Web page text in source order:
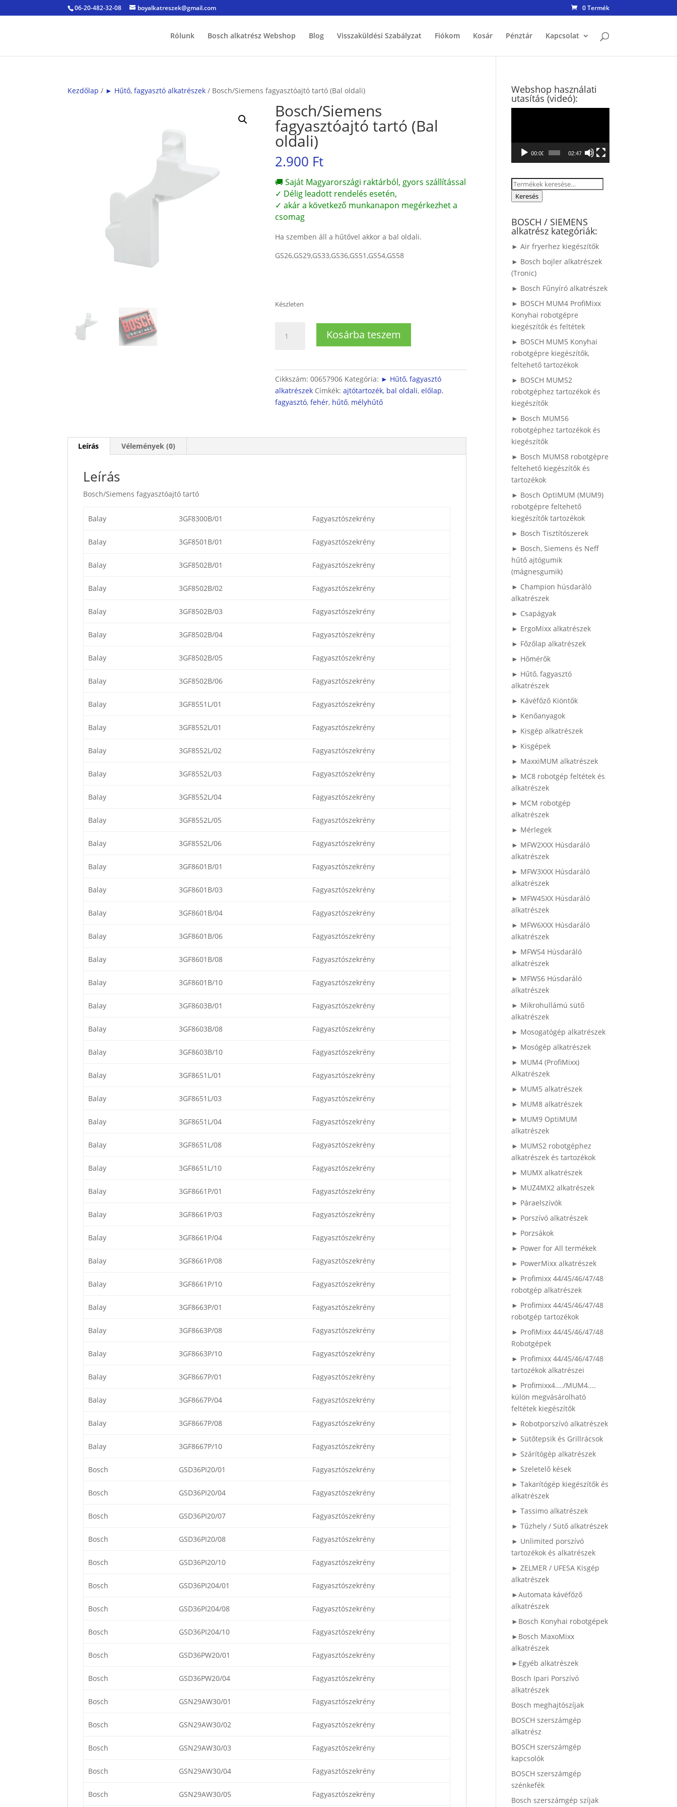
06-20-482-32-08 boyalkatreszek@gmail.com 0 Termék
Rólunk Bosch alkatrész Webshop Blog Visszaküldési Szabályzat Fiókom Kosár Pénztár Kapcsolat
Kezdőlap / ► Hűtő, fagyasztó alkatrészek / Bosch/Siemens fagyasztóajtó tartó (Bal oldali)
Bosch/Siemens
fagyasztóajtó tartó (Bal
oldali)
2.900 Ft
🚚 Saját Magyarországi raktárból, gyors szállítással
✓ Délig leadott rendelés esetén,
✓ akár a következő munkanapon megérkezhet a
csomag
Ha szemben áll a hűtővel akkor a bal oldali.
GS26,GS29,GS33,GS36,GS51,GS54,GS58
Készleten
fagyasztóajtó
oldali)
mennyiség
Kosárba teszem
Cikkszám:00657906 Kategória: ► Hűtő, fagyasztó
alkatrészek Címkék:ajtótartozék, bal oldali,előlap,
fagyasztó,fehér, hűtő, mélyhűtő
Leírás Vélemények (0)
Leírás
Bosch/Siemens fagyasztóajtó tartó
Balay 3GF8300B/01 Fagyasztószekrény
Balay 3GF8501B/01 Fagyasztószekrény
Balay 3GF8502B/01 Fagyasztószekrény
Balay 3GF8502B/02 Fagyasztószekrény
Balay 3GF8502B/03 Fagyasztószekrény
Balay 3GF8502B/04 Fagyasztószekrény
Balay 3GF8502B/05 Fagyasztószekrény
Balay 3GF8502B/06 Fagyasztószekrény
Balay 3GF8551L/01 Fagyasztószekrény
Balay 3GF8552L/01 Fagyasztószekrény
Balay 3GF8552L/02 Fagyasztószekrény
Balay 3GF8552L/03 Fagyasztószekrény
Balay 3GF8552L/04 Fagyasztószekrény
Balay 3GF8552L/05 Fagyasztószekrény
Balay 3GF8552L/06 Fagyasztószekrény
Balay 3GF8601B/01 Fagyasztószekrény
Balay 3GF8601B/03 Fagyasztószekrény
Balay 3GF8601B/04 Fagyasztószekrény
Balay 3GF8601B/06 Fagyasztószekrény
Balay 3GF8601B/08 Fagyasztószekrény
Balay 3GF8601B/10 Fagyasztószekrény
Balay 3GF8603B/01 Fagyasztószekrény
Balay 3GF8603B/08 Fagyasztószekrény
Balay 3GF8603B/10 Fagyasztószekrény
Balay 3GF8651L/01 Fagyasztószekrény
Balay 3GF8651L/03 Fagyasztószekrény
Balay 3GF8651L/04 Fagyasztószekrény
Balay 3GF8651L/08 Fagyasztószekrény
Balay 3GF8651L/10 Fagyasztószekrény
Balay 3GF8661P/01 Fagyasztószekrény
Balay 3GF8661P/03 Fagyasztószekrény
Balay 3GF8661P/04 Fagyasztószekrény
Balay 3GF8661P/08 Fagyasztószekrény
Balay 3GF8661P/10 Fagyasztószekrény
Balay 3GF8663P/01 Fagyasztószekrény
Balay 3GF8663P/08 Fagyasztószekrény
Balay 3GF8663P/10 Fagyasztószekrény
Balay 3GF8667P/01 Fagyasztószekrény
Balay 3GF8667P/04 Fagyasztószekrény
Balay 3GF8667P/08 Fagyasztószekrény
Balay 3GF8667P/10 Fagyasztószekrény
Bosch GSD36PI20/01 Fagyasztószekrény
Bosch GSD36PI20/04 Fagyasztószekrény
Bosch GSD36PI20/07 Fagyasztószekrény
Bosch GSD36PI20/08 Fagyasztószekrény
Bosch GSD36PI20/10 Fagyasztószekrény
Bosch GSD36PI204/01 Fagyasztószekrény
Bosch GSD36PI204/08 Fagyasztószekrény
Bosch GSD36PI204/10 Fagyasztószekrény
Bosch GSD36PW20/01 Fagyasztószekrény
Bosch GSD36PW20/04 Fagyasztószekrény
Bosch GSN29AW30/01 Fagyasztószekrény
Bosch GSN29AW30/02 Fagyasztószekrény
Bosch GSN29AW30/03 Fagyasztószekrény
Bosch GSN29AW30/04 Fagyasztószekrény
Bosch GSN29AW30/05 Fagyasztószekrény
Webshop használati
utasítás (videó):
00:00 02:47
Keresés
Keresés
BOSCH / SIEMENS
alkatrész kategóriák:
► Air fryerhez kiegészítők
► Bosch bojler alkatrészek
(Tronic)
► Bosch Fűnyíró alkatrészek
► BOSCH MUM4 ProfiMixx
Konyhai robotgépre
kiegészítők és feltétek
► BOSCH MUM5 Konyhai
robotgépre kiegészítők,
feltehető tartozékok
► BOSCH MUMS2
robotgéphez tartozékok és
kiegészítők
► Bosch MUMS6
robotgéphez tartozékok és
kiegészítők
► Bosch MUMS8 robotgépre
feltehető kiegészítők és
tartozékok
► Bosch OptiMUM (MUM9)
robotgépre feltehető
kiegészítők tartozékok
► Bosch Tisztítószerek
► Bosch, Siemens és Neff
hűtő ajtógumik
(mágnesgumik)
► Champion húsdaráló
alkatrészek
► Csapágyak
► ErgoMixx alkatrészek
► Főzőlap alkatrészek
► Hőmérők
► Hűtő, fagyasztó
alkatrészek
► Kávéfőző Kiöntők
► Kenőanyagok
► Kisgép alkatrészek
► Kisgépek
► MaxxiMUM alkatrészek
► MC8 robotgép feltétek és
alkatrészek
► MCM robotgép
alkatrészek
► Mérlegek
► MFW2XXX Húsdaráló
alkatrészek
► MFW3XXX Húsdaráló
alkatrészek
► MFW45XX Húsdaráló
alkatrészek
► MFW6XXX Húsdaráló
alkatrészek
► MFWS4 Húsdaráló
alkatrészek
► MFWS6 Húsdaráló
alkatrészek
► Mikrohullámú sütő
alkatrészek
► Mosogatógép alkatrészek
► Mosógép alkatrészek
► MUM4 (ProfiMixx)
Alkatrészek
► MUM5 alkatrészek
► MUM8 alkatrészek
► MUM9 OptiMUM
alkatrészek
► MUMS2 robotgéphez
alkatrészek és tartozékok
► MUMX alkatrészek
► MUZ4MX2 alkatrészek
► Páraelszívók
► Porszívó alkatrészek
► Porzsákok
► Power for All termékek
► PowerMixx alkatrészek
► Profimixx 44/45/46/47/48
robotgép alkatrészek
► Profimixx 44/45/46/47/48
robotgép tartozékok
► ProfiMixx 44/45/46/47/48
Robotgépek
► Profimixx 44/45/46/47/48
tartozékok alkatrészei
► Profimixx4..../MUM4....
külön megvásárolható
feltétek kiegészítők
► Robotporszívó alkatrészek
► Sütőtepsik és Grillrácsok
► Szárítógép alkatrészek
► Szeletelő kések
► Takarítógép kiegészítők és
alkatrészek
► Tassimo alkatrészek
► Tűzhely / Sütő alkatrészek
► Unlimited porszívó
tartozékok és alkatrészek
► ZELMER / UFESA Kisgép
alkatrészek
►Automata kávéfőző
alkatrészek
►Bosch Konyhai robotgépek
►Bosch MaxoMixx
alkatrészek
►Egyéb alkatrészek
Bosch Ipari Porszívó
alkatrészek
Bosch meghajtószíjak
BOSCH szerszámgép
alkatrész
BOSCH szerszámgép
kapcsolók
BOSCH szerszámgép
szénkefék
Bosch szerszámgép szíjak